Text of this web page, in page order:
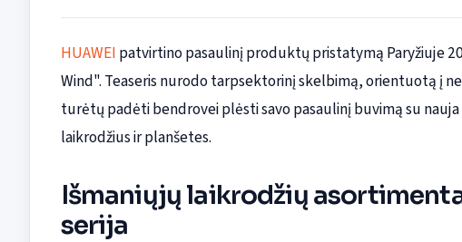
HUAWEI patvirtino pasaulinį produktų pristatymą Paryžiuje
Wind". Teaseris nurodo tarpsektorinį skelbimą, orientuotą į
turėtų padėti bendrovei plėsti savo pasaulinį buvimą su
laikrodžius ir planšetes.
Išmaniųjų laikrodžių
serija